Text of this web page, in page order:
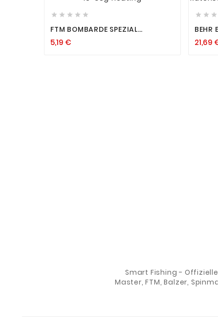
    
FTM BOMBARDE SPEZIAL
SBIRO 10-30G FLOATING
5,19 €
  
BEHR
21,69
Smart Fishing -
Master, FTM, Balzer,